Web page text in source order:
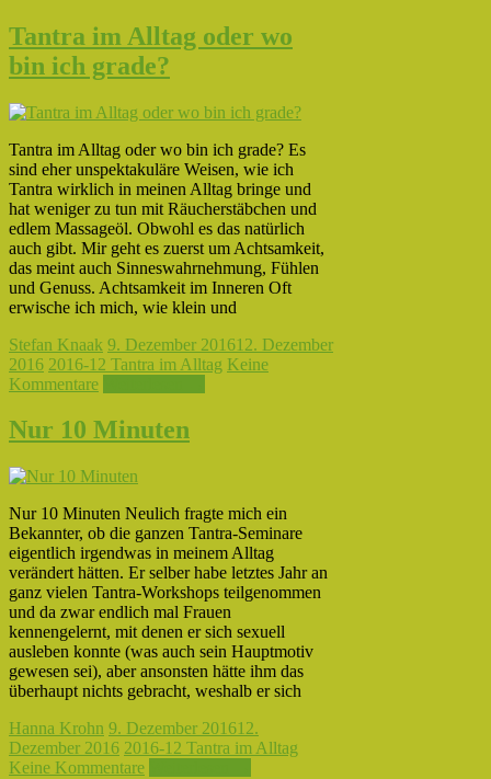
Tantra im Alltag oder wo
bin ich grade?
Tantra im Alltag oder wo bin ich grade? Es
sind eher unspektakuläre Weisen, wie ich
Tantra wirklich in meinen Alltag bringe und
hat weniger zu tun mit Räucherstäbchen und
edlem Massageöl. Obwohl es das natürlich
auch gibt. Mir geht es zuerst um Achtsamkeit,
das meint auch Sinneswahrnehmung, Fühlen
und Genuss. Achtsamkeit im Inneren Oft
erwische ich mich, wie klein und
Stefan Knaak 9. Dezember 201612. Dezember
2016 2016-12 Tantra im Alltag Keine
Kommentare
Nur 10 Minuten
Nur 10 Minuten Neulich fragte mich ein
Bekannter, ob die ganzen Tantra-Seminare
eigentlich irgendwas in meinem Alltag
verändert hätten. Er selber habe letztes Jahr an
ganz vielen Tantra-Workshops teilgenommen
und da zwar endlich mal Frauen
kennengelernt, mit denen er sich sexuell
ausleben konnte (was auch sein Hauptmotiv
gewesen sei), aber ansonsten hätte ihm das
überhaupt nichts gebracht, weshalb er sich
Hanna Krohn 9. Dezember 201612.
Dezember 2016 2016-12 Tantra im Alltag
Keine Kommentare